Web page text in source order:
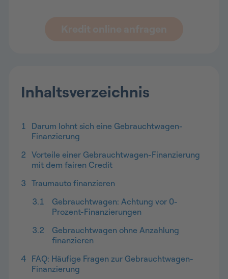
Inhaltsverzeichnis
1
Darum lohnt sich eine Gebrauchtwagen-
Finanzierung
2 Vorteile einer Gebrauchtwagen-Finanzierung
mit dem fairen Credit
3 Traumauto finanzieren
3.1
Gebrauchtwagen: Achtung vor 0-
Prozent-Finanzierungen
3.2
Gebrauchtwagen ohne Anzahlung
finanzieren
4 FAQ: Häufige Fragen zur Gebrauchtwagen-
Finanzierung